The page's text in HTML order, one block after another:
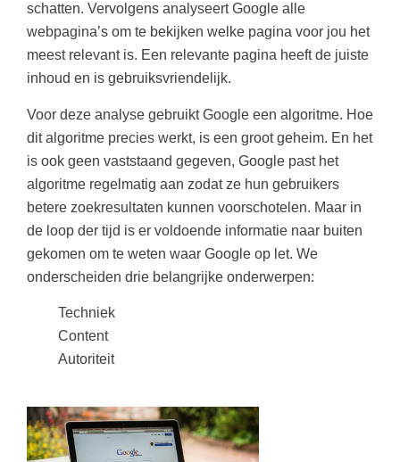
schatten. Vervolgens analyseert Google alle
webpagina’s om te bekijken welke pagina voor jou het
meest relevant is. Een relevante pagina heeft de juiste
inhoud en is gebruiksvriendelijk.
Voor deze analyse gebruikt Google een algoritme. Hoe
dit algoritme precies werkt, is een groot geheim. En het
is ook geen vaststaand gegeven, Google past het
algoritme regelmatig aan zodat ze hun gebruikers
betere zoekresultaten kunnen voorschotelen. Maar in
de loop der tijd is er voldoende informatie naar buiten
gekomen om te weten waar Google op let. We
onderscheiden drie belangrijke onderwerpen:
Techniek
Content
Autoriteit